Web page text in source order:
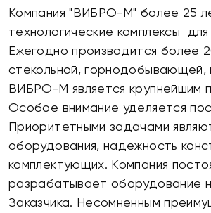
Компания "ВИБРО-М" более 25
технологические комплексы
Ежегодно производится более
стекольной, горнодобывающей,
ВИБРО-М является крупнейшим
Особое внимание уделяется
Приоритетными задачами
оборудования, надежность
комплектующих. Компания
разрабатывает оборудование
Заказчика. Несомненным